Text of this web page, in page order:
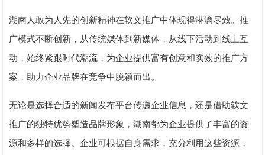
湖南人敢为人先的创新精神在软文推广中体现得淋漓尽致。推
广模式不断创新，从传统媒体到新媒体，从线下活动到线上互
动，始终紧跟时代潮流，为企业提供富有创意和实效的推广方
案，助力企业品牌在竞争中脱颖而出。
无论是选择合适的新闻发布平台传递企业信息，还是借助软文
推广的独特优势塑造品牌形象，湖南都为企业提供了丰富的资
源和多样的选择。企业可根据自身需求，充分利用这些资源，